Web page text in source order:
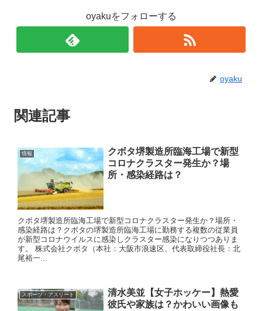
oyakuをフォローする
oyaku
関連記事
情報
クボタ堺製造所臨海工場で新型
コロナクラスター発生か？場
所・感染経路は？
クボタ堺製造所臨海工場で新型コロナクラスター発生か？場所・
感染経路は？クボタの堺製造所臨海工場に勤務する複数の従業員
が新型コロナウイルスに感染しクラスター感染になりつつありま
す。 株式会社クボタ（本社：大阪市浪速区、代表取締役社長：北
尾裕一...
スポーツ・アスリート
清水美並【女子ホッケー】熱愛
彼氏や家族は？かわいい画像も